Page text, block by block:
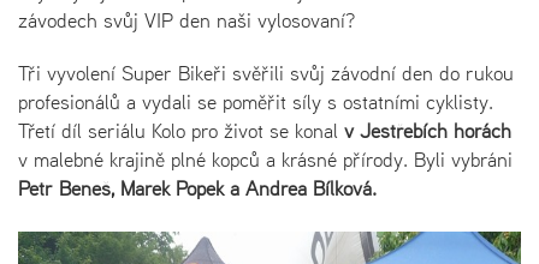
závodech svůj VIP den naši vylosovaní?
Tři vyvolení Super Bikeři svěřili svůj závodní den do rukou
profesionálů a vydali se poměřit síly s ostatními cyklisty.
Třetí díl seriálu Kolo pro život se konal v Jestřebích horách
v malebné krajině plné kopců a krásné přírody. Byli vybráni
Petr Beneš, Marek Popek a Andrea Bílková.